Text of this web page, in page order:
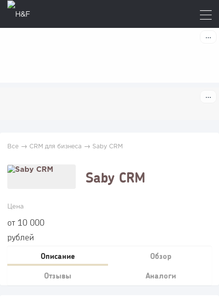
Все → CRM для бизнеса → Saby CRM
Saby CRM
Цена
от 10 000
рублей
Описание Обзор
Отзывы Аналоги